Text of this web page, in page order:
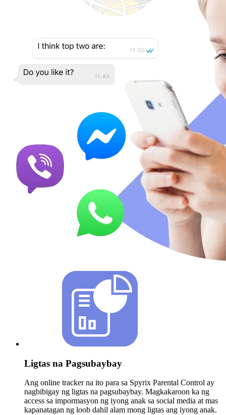
Ligtas na Pagsubaybay
Ang online tracker na ito para sa Spyrix Parental Control ay
nagbibigay ng ligtas na pagsubaybay. Magkakaroon ka ng
access sa impormasyon ng iyong anak sa social media at mas
kapanatagan ng loob dahil alam mong ligtas ang iyong anak.